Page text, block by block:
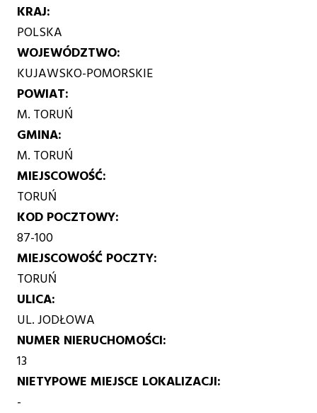
KRAJ
POLSKA
WOJEWÓDZTWO
KUJAWSKO-POMORSKIE
POWIAT
M. TORUŃ
GMINA
M. TORUŃ
MIEJSCOWOŚĆ
TORUŃ
KOD POCZTOWY
87-100
MIEJSCOWOŚĆ POCZTY
TORUŃ
ULICA
UL. JODŁOWA
NUMER NIERUCHOMOŚCI
13
NIETYPOWE MIEJSCE LOKALIZACJI
-